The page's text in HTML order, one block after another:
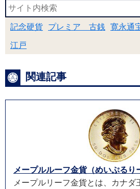
記念硬貨 プレミア 古銭 寛永通
江戸
関連記事
メープルルーフ金貨（めいぷるり
メープルリーフ金貨とは、カナダ